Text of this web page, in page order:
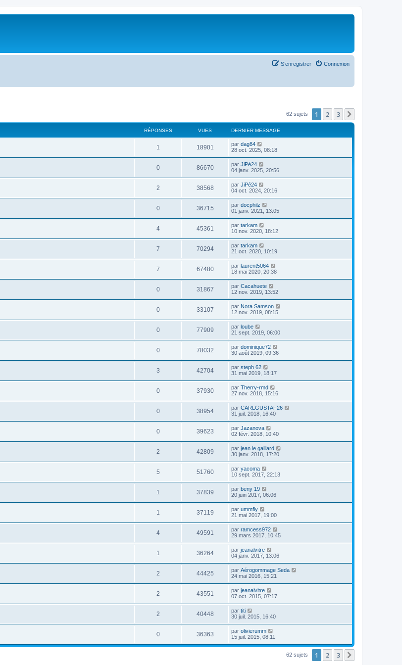
Connexion
S’enregistrer
62 sujets 1 2 3
RÉPONSES VUES DERNIER MESSAGE
1 18901 par dag84
28 oct. 2025, 08:18
0 86670 par JiPé24
04 janv. 2025, 20:56
2 38568 par JiPé24
04 oct. 2024, 20:16
0 36715 par docphilz
01 janv. 2021, 13:05
4 45361 par tarkam
10 nov. 2020, 18:12
7 70294 par tarkam
21 oct. 2020, 10:19
7 67480 par laurent5064
18 mai 2020, 20:38
0 31867 par Cacahuete
12 nov. 2019, 13:52
0 33107 par Nora Samson
12 nov. 2019, 08:15
0 77909 par loube
21 sept. 2019, 06:00
0 78032 par dominique72
30 août 2019, 09:36
3 42704 par steph 62
31 mai 2019, 18:17
0 37930 par Therry-rmd
27 nov. 2018, 15:16
0 38954 par CARLGUSTAF26
31 juil. 2018, 16:40
0 39623 par Jazanova
02 févr. 2018, 10:40
2 42809 par jean le gaillard
30 janv. 2018, 17:20
5 51760 par yacoma
10 sept. 2017, 22:13
1 37839 par beny 19
20 juin 2017, 06:06
1 37119 par ummfly
21 mai 2017, 19:00
4 49591 par ramcess972
29 mars 2017, 10:45
1 36264 par jeanalvitre
04 janv. 2017, 13:06
2 44425 par Aérogommage Seda
24 mai 2016, 15:21
2 43551 par jeanalvitre
07 oct. 2015, 07:17
2 40448 par titi
30 juil. 2015, 16:40
0 36363 par olivierumm
15 juil. 2015, 08:11
62 sujets 1 2 3